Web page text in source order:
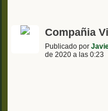
Compañia
Publicado por
de 2020 a las 0:23